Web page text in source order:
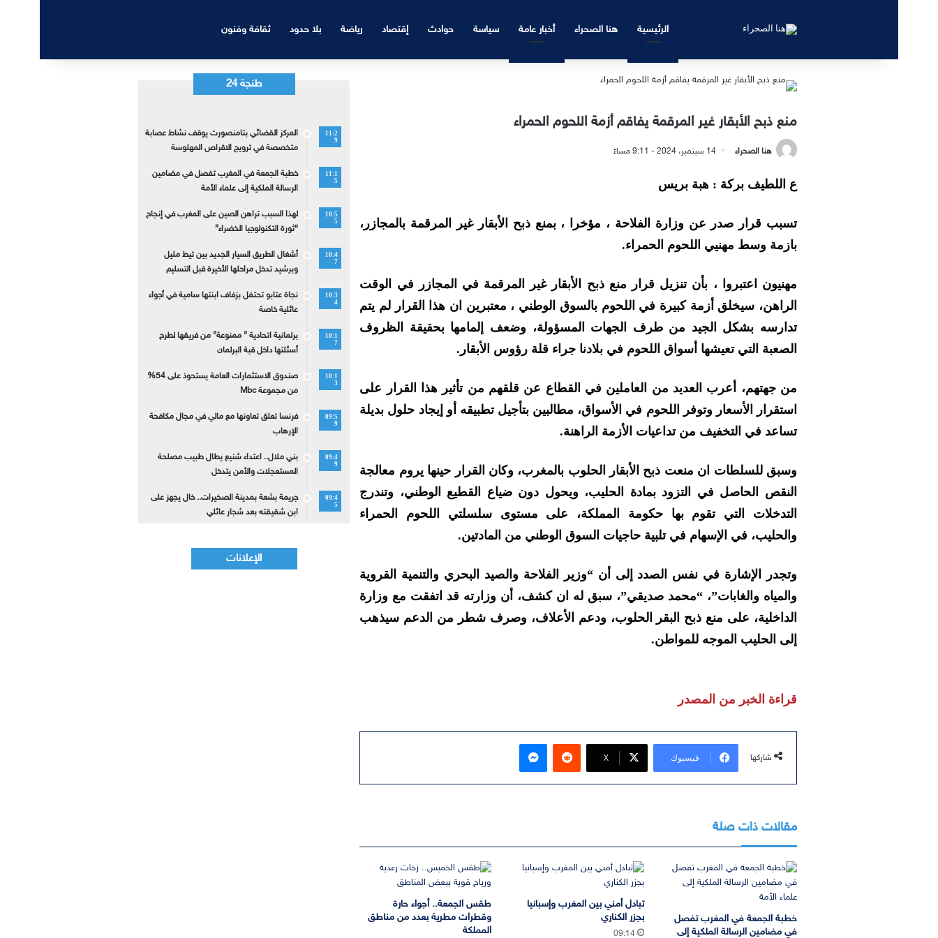
الرئيسية هنا الصحراء أخبار عامة سياسة حوادث إقتصاد رياضة بلا حدود ثقافة وفنون
منع ذبح الأبقار غير المرقمة يفاقم أزمة اللحوم الحمراء
هنا الصحراء 14 سبتمبر، 2024 - 9:11 مساءً
ع اللطيف بركة : هبة بريس
تسبب قرار صدر عن وزارة الفلاحة ، مؤخرا ، بمنع ذبح الأبقار غير المرقمة بالمجازر،
بازمة وسط مهنيي اللحوم الحمراء.
مهنيون اعتبروا ، بأن تنزيل قرار منع ذبح الأبقار غير المرقمة في المجازر في الوقت
الراهن، سيخلق أزمة كبيرة في اللحوم بالسوق الوطني ، معتبرين ان هذا القرار لم يتم
تدارسه بشكل الجيد من طرف الجهات المسؤولة، وضعف إلمامها بحقيقة الظروف
الصعبة التي تعيشها أسواق اللحوم في بلادنا جراء قلة رؤوس الأبقار.
من جهتهم، أعرب العديد من العاملين في القطاع عن قلقهم من تأثير هذا القرار على
استقرار الأسعار وتوفر اللحوم في الأسواق، مطالبين بتأجيل تطبيقه أو إيجاد حلول بديلة
تساعد في التخفيف من تداعيات الأزمة الراهنة.
وسبق للسلطات ان منعت ذبح الأبقار الحلوب بالمغرب، وكان القرار حينها يروم معالجة
النقص الحاصل في التزود بمادة الحليب، ويحول دون ضياع القطيع الوطني، وتندرج
التدخلات التي تقوم بها حكومة المملكة، على مستوى سلسلتي اللحوم الحمراء
والحليب، في الإسهام في تلبية حاجيات السوق الوطني من المادتين.
وتجدر الإشارة في نفس الصدد إلى أن “وزير الفلاحة والصيد البحري والتنمية القروية
والمياه والغابات”، “محمد صديقي”، سبق له ان كشف، أن وزارته قد اتفقت مع وزارة
الداخلية، على منع ذبح البقر الحلوب، ودعم الأعلاف، وصرف شطر من الدعم سيذهب
إلى الحليب الموجه للمواطن.
قراءة الخبر من المصدر
شاركها فيسبوك ‫X
ماسنجر
مقالات ذات صلة
خطبة الجمعة في المغرب تفصل
في مضامين الرسالة الملكية إلى
تبادل أمني بين المغرب وإسبانيا
بجزر الكناري
09:14
طقس الجمعة.. أجواء حارة
وقطرات مطرية بعدد من مناطق
المملكة
طنجة 24
11:2
9
المركز القضائي بتامنصورت يوقف نشاط عصابة
متخصصة في ترويج الاقراص المهلوسة
11:1
5
خطبة الجمعة في المغرب تفصل في مضامين
الرسالة الملكية إلى علماء الأمة
10:5
5
لهذا السبب تراهن الصين على المغرب في إنجاح
“ثورة التكنولوجيا الخضراء”
10:4
7
أشغال الطريق السيار الجديد بين تيط مليل
وبرشيد تدخل مراحلها الأخيرة قبل التسليم
10:3
4
نجاة عتابو تحتفل بزفاف ابنتها سامية في أجواء
عائلية خاصة
10:1
7
برلمانية اتحادية ” ممنوعة” من فريقها لطرح
أسئلتها داخل قبة البرلمان
10:1
3
صندوق الاستثمارات العامة يستحوذ على 54%
من مجموعة Mbc
09:5
9
فرنسا تعلق تعاونها مع مالي في مجال مكافحة
الإرهاب
09:4
9
بني ملال.. اعتداء شنيع يطال طبيب مصلحة
المستعجلات والأمن يتدخل
09:4
5
جريمة بشعة بمدينة الصخيرات.. خال يجهز على
ابن شقيقته بعد شجار عائلي
الإعلانات